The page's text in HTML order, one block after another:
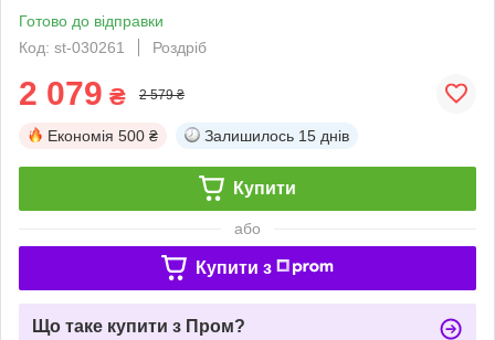
Готово до відправки
Код: st-030261
Роздріб
2 079 ₴ 2 579 ₴
Економія 500 ₴ Залишилось 15 днів
Купити
або
Купити з
Що таке купити з Пром?